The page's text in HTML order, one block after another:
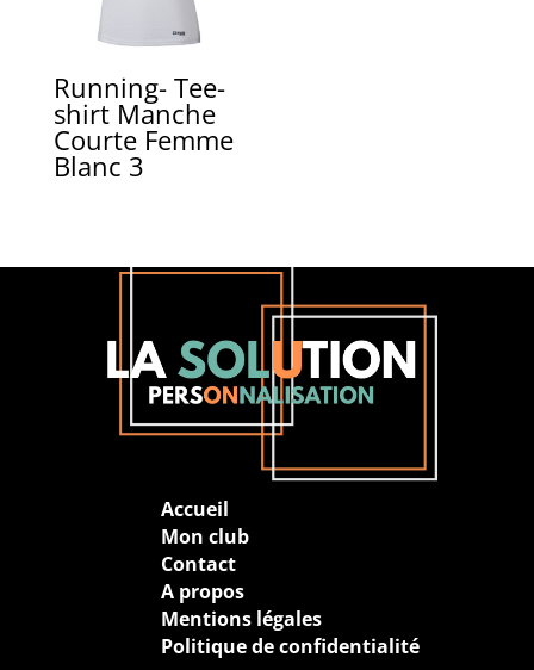
Running- Tee-
shirt Manche
Courte Femme
Blanc 3
Accueil
Mon club
Contact
A propos
Mentions légales
Politique de confidentialité